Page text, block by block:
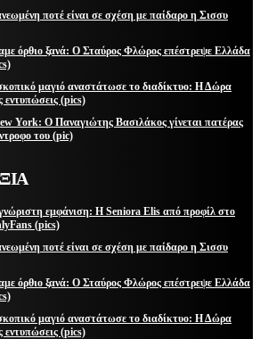
ποτέ είναι σε σχέση με παίδαρο η Σισσυ
όρθιο ξανά: Ο Σταύρος Φλώρος επέστρεψε Ελλάδα
μαγιό αναστάτωσε το διαδίκτυο: Η Δώρα
εντυπώσεις (pics)
York: Ο Παναγιώτης Βασιλάκος γίνεται πατέρας
του (pic)
εμφάνιση: Η Seniora Elis από προφίλ στο
(pics)
ποτέ είναι σε σχέση με παίδαρο η Σισσυ
όρθιο ξανά: Ο Σταύρος Φλώρος επέστρεψε Ελλάδα
μαγιό αναστάτωσε το διαδίκτυο: Η Δώρα
εντυπώσεις (pics)